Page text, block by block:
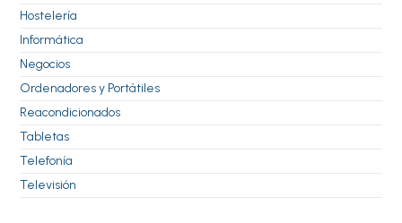
Hostelería
Informática
Negocios
Ordenadores y Portátiles
Reacondicionados
Tabletas
Telefonía
Televisión